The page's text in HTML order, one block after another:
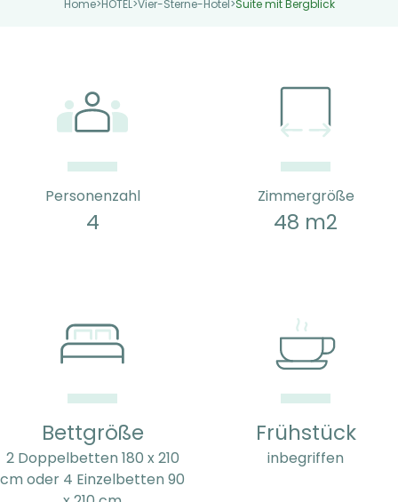
Home>HOTEL>Vier-Sterne-Hotel>Suite mit Bergblick
4
Personenzahl
48 m2
Zimmergröße
Bettgröße
2 Doppelbetten 180 x 210
cm oder 4 Einzelbetten 90
Frühstück
inbegriffen